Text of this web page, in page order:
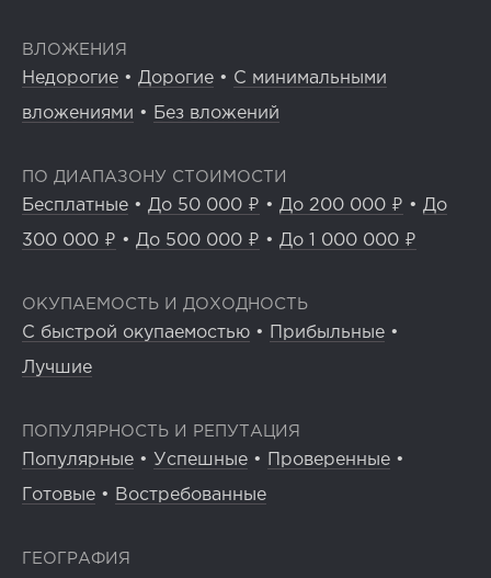
ВЛОЖЕНИЯ
Недорогие • Дорогие • С минимальными
вложениями • Без вложений
ПО ДИАПАЗОНУ СТОИМОСТИ
Бесплатные • До 50 000 ₽ • До 200 000 ₽ • До
300 000 ₽ • До 500 000 ₽ • До 1 000 000 ₽
ОКУПАЕМОСТЬ И ДОХОДНОСТЬ
С быстрой окупаемостью • Прибыльные •
Лучшие
ПОПУЛЯРНОСТЬ И РЕПУТАЦИЯ
Популярные • Успешные • Проверенные •
Готовые • Востребованные
ГЕОГРАФИЯ